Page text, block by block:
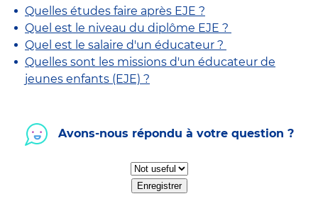
Quelles études faire après EJE ?
Quel est le niveau du diplôme EJE ?
Quel est le salaire d'un éducateur ?
Quelles sont les missions d'un éducateur de
jeunes enfants (EJE) ?
Avons-nous répondu à votre question ?
Enregistrer